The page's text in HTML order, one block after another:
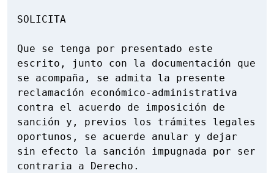
SOLICITA
Que se tenga por presentado este
escrito, junto con la documentación que
se acompaña, se admita la presente
reclamación económico-administrativa
contra el acuerdo de imposición de
sanción y, previos los trámites legales
oportunos, se acuerde anular y dejar
sin efecto la sanción impugnada por ser
contraria a Derecho.